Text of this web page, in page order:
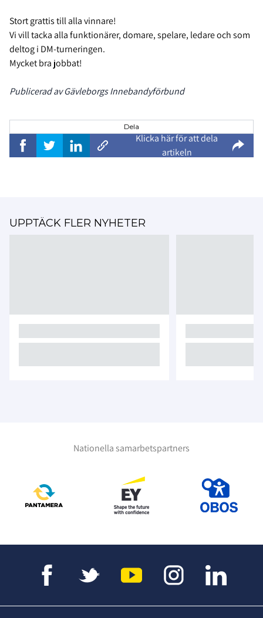
Stort grattis till alla vinnare!
Vi vill tacka alla funktionärer, domare, spelare, ledare och som
deltog i DM-turneringen.
Mycket bra jobbat!
Publicerad av Gävleborgs Innebandyförbund
Dela
Klicka här för att dela
artikeln
UPPTÄCK FLER NYHETER
Nationella samarbetspartners